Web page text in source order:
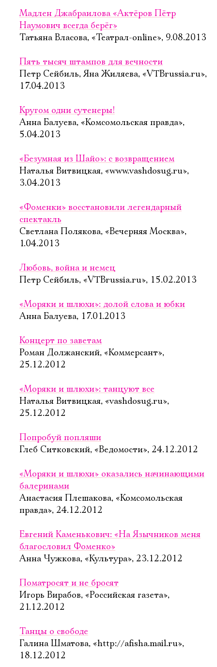
Мадлен Джабраилова «Актёров Пётр
Наумович всегда берёг»
Татьяна Власова, «Театрал-online», 9.08.2013
Пять тысяч штампов для вечности
Петр Сейбиль, Яна Жиляева, «VTBrussia.ru»,
17.04.2013
Кругом одни сутенеры!
Анна Балуева, «Комсомольская правда»,
5.04.2013
«Безумная из Шайо»: с возвращением
Наталья Витвицкая, «www.vashdosug.ru»,
3.04.2013
«Фоменки» восстановили легендарный
спектакль
Светлана Полякова, «Вечерняя Москва»,
1.04.2013
Любовь, война и немец
Петр Сейбиль, «VTBrussia.ru», 15.02.2013
«Моряки и шлюхи»: долой слова и юбки
Анна Балуева, 17.01.2013
Концерт по заветам
Роман Должанский, «Коммерсант»,
25.12.2012
«Моряки и шлюхи»: танцуют все
Наталья Витвицкая, «vashdosug.ru»,
25.12.2012
Попробуй попляши
Глеб Ситковский, «Ведомости», 24.12.2012
«Моряки и шлюхи» оказались начинающими
балеринами
Анастасия Плешакова, «Комсомольская
правда», 24.12.2012
Евгений Каменькович: «На Язычников меня
благословил Фоменко»
Анна Чужкова, «Культура», 23.12.2012
Поматросят и не бросят
Игорь Вирабов, «Российская газета»,
21.12.2012
Танцы о свободе
Галина Шматова, «http://afisha.mail.ru»,
18.12.2012